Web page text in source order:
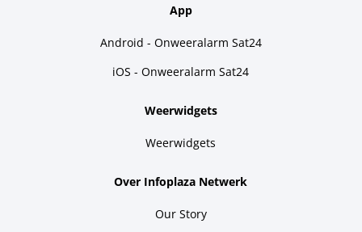
App
Android - Onweeralarm Sat24
iOS - Onweeralarm Sat24
Weerwidgets
Weerwidgets
Over Infoplaza Netwerk
Our Story